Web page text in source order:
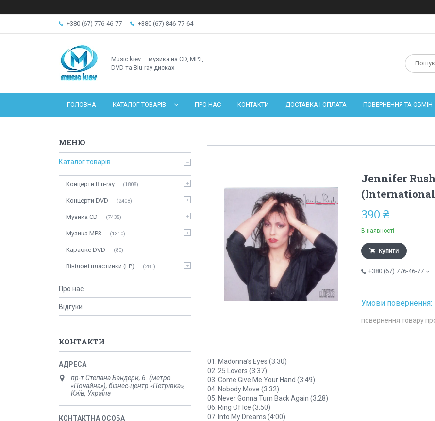
+380 (67) 776-46-77 +380 (67) 846-77-64
Music kiev — музика на CD, MP3,
DVD та Blu-ray дисках
ГОЛОВНА КАТАЛОГ ТОВАРІВ ПРО НАС КОНТАКТИ ДОСТАВКА І ОПЛАТА ПОВЕРНЕННЯ ТА ОБМІН
Jennifer
(International
390 ₴
В наявності
Купити
+380 (67) 776-46-77
повернення товару
01. Madonna’s Eyes (3:30)
02. 25 Lovers (3:37)
03. Come Give Me Your Hand (3:49)
04. Nobody Move (3:32)
05. Never Gonna Turn Back Again (3:28)
06. Ring Of Ice (3:50)
07. Into My Dreams (4:00)
Каталог товарів
Концерти Blu-ray 1808
Концерти DVD 2408
Музика CD 7435
Музика MP3 1310
Караоке DVD 80
Вінілові пластинки (LP) 281
Про нас
Відгуки
КОНТАКТИ
пр-т Степана Бандери, 6. (метро
«Почайна»), бізнес-центр «Петрівка»,
Київ, Україна